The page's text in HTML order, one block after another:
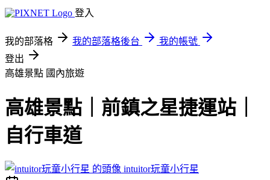
登入
我的部落格 我的部落格後台
我的帳號
登出
高雄景點 國內旅遊
高雄景點｜前鎮之星捷運站｜
自行車道
intuitor玩童小行星